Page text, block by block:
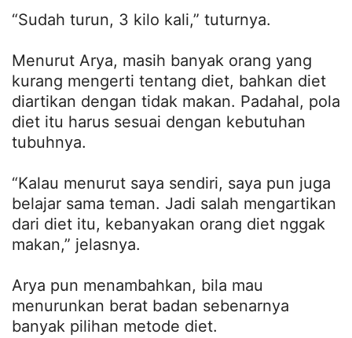
“Sudah turun, 3 kilo kali,” tuturnya.
Menurut Arya, masih banyak orang yang
kurang mengerti tentang diet, bahkan diet
diartikan dengan tidak makan. Padahal, pola
diet itu harus sesuai dengan kebutuhan
tubuhnya.
“Kalau menurut saya sendiri, saya pun juga
belajar sama teman. Jadi salah mengartikan
dari diet itu, kebanyakan orang diet nggak
makan,” jelasnya.
Arya pun menambahkan, bila mau
menurunkan berat badan sebenarnya
banyak pilihan metode diet.